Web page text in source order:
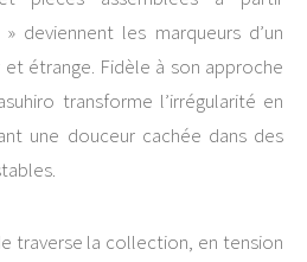
deviennent les marqueurs d’un
étrange. Fidèle à son approche
transforme l’irrégularité en
une douceur cachée dans des
traverse la collection, en tension